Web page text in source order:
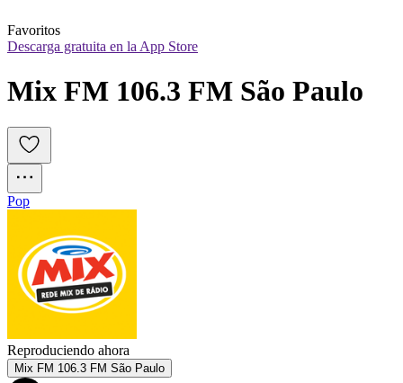
Favoritos
Descarga gratuita en la App Store
Mix FM 106.3 FM São Paulo
Pop
Reproduciendo ahora
Mix FM 106.3 FM São Paulo